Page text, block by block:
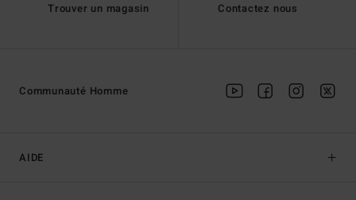
Trouver un magasin Contactez nous
AIDE
Communauté Homme